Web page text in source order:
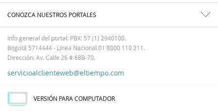
CONOZCA NUESTROS PORTALES
Info general del portal: PBX: 57 (1) 2940100.
Bogotá 5714444 - Línea Nacional 01 8000 110 211.
Dirección: Av. Calle 26 # 68B-70.
servicioalclienteweb@eltiempo.com
VERSIÓN PARA COMPUTADOR